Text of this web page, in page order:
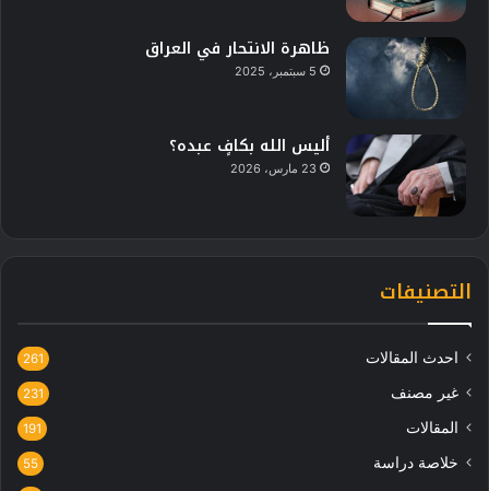
ظاهرة الانتحار في العراق
5 سبتمبر، 2025
أليس الله بكافٍ عبده؟
23 مارس، 2026
التصنيفات
احدث المقالات 261
غير مصنف 231
المقالات 191
خلاصة دراسة 55